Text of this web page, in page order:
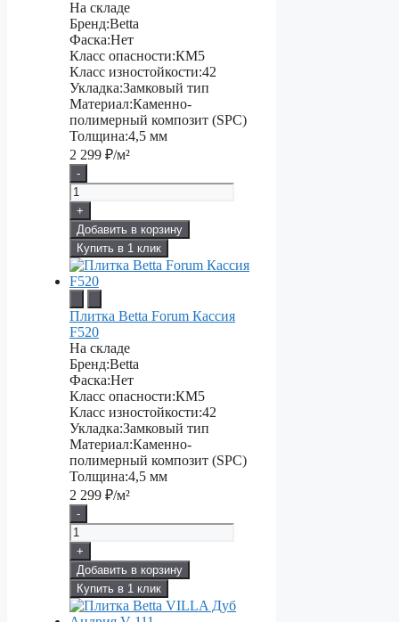
На складе
Бренд:Betta
Фаска:Нет
Класс опасности:КМ5
Класс изностойкости:42
Укладка:Замковый тип
Материал:Каменно-
полимерный композит (SPC)
Толщина:4,5 мм
2 299 ₽/м²
-
+
Добавить в корзину
Купить в 1 клик
Плитка Betta Forum Кассия
F520
На складе
Бренд:Betta
Фаска:Нет
Класс опасности:КМ5
Класс изностойкости:42
Укладка:Замковый тип
Материал:Каменно-
полимерный композит (SPC)
Толщина:4,5 мм
2 299 ₽/м²
-
+
Добавить в корзину
Купить в 1 клик